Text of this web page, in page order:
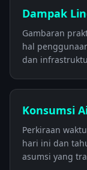
Dampak
Gambaran
hal
dan
Konsumsi
Perkiraan
hari ini dan
asumsi yang